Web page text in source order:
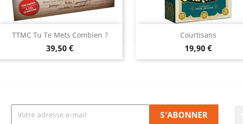
TTMC Tu Te Mets Combien ?
Prix
39,50 €
Aperçu rapide Courtisans
Prix
19,90 €
Aperçu rapide